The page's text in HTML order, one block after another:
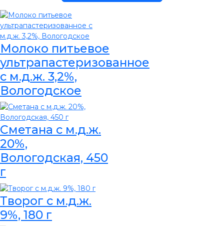
Молоко питьевое
ультрапастеризованное
с м.д.ж. 3,2%,
Вологодское
Сметана с м.д.ж.
20%,
Вологодская, 450
г
Творог с м.д.ж.
9%, 180 г